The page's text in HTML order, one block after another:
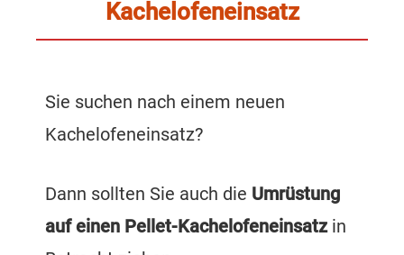
Kachelofeneinsatz
Sie suchen nach einem neuen
Kachelofeneinsatz?
Dann sollten Sie auch die Umrüstung
auf einen Pellet-Kachelofeneinsatzin